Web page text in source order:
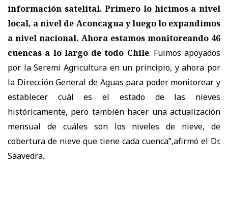
información satelital. Primero lo hicimos a nivel
local, a nivel de Aconcagua y luego lo expandimos
a nivel nacional. Ahora estamos monitoreando 46
cuencas a lo largo de todo Chile. Fuimos apoyados
por la Seremi Agricultura en un principio, y ahora por
la Dirección General de Aguas para poder monitorear y
establecer cuál es el estado de las nieves
históricamente, pero también hacer una actualización
mensual de cuáles son los niveles de nieve, de
cobertura de nieve que tiene cada cuenca”,afirmó el Dr.
Saavedra.